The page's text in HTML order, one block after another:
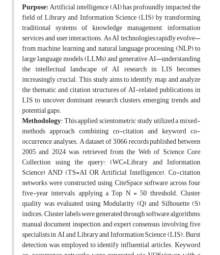
Purpose:Artificial intelligence (AI) has profoundly impacted the
field of Library and Information Science (LIS) by transforming
traditional systems of knowledge management, information
services, and user interactions. As AI technologies rapidly evolve—
from machine learning and natural language processing (NLP) to
large language models (LLMs) and generative AI—understanding
the intellectual landscape of AI research in LIS becomes
increasingly crucial. This study aims to identify, map, and analyze
the thematic and citation structures of AI-related publications in
LIS to uncover dominant research clusters, emerging trends, and
potential gaps.
Methodology: This applied scientometric study utilized a mixed-
methods approach combining co-citation and keyword co-
occurrence analyses. A dataset of 3,066 records published between
2005 and 2024 was retrieved from the Web of Science Core
Collection using the query: (WC=Library and Information
Science) AND (TS=AI OR Artificial Intelligence). Co-citation
networks were constructed using CiteSpace software across four
five-year intervals, applying a Top N = 50 threshold. Cluster
quality was evaluated using Modularity (Q) and Silhouette (S)
indices. Cluster labels were generated through software algorithms,
manual document inspection, and expert consensus involving five
specialists in AI and Library and Information Science (LIS). Burst
detection was employed to identify influential articles. Keyword